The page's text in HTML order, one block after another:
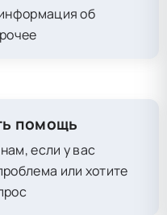
об
помощь
если у вас
или хотите